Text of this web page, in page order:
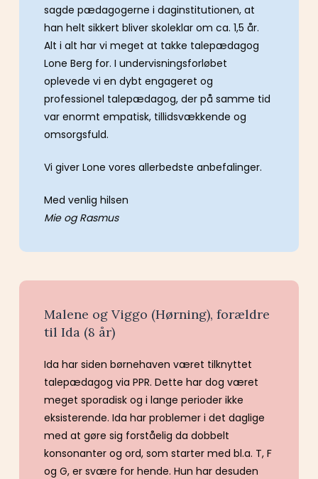
sagde pædagogerne i daginstitutionen, at
han helt sikkert bliver skoleklar om ca. 1,5 år.
Alt i alt har vi meget at takke talepædagog
Lone Berg for. I undervisningsforløbet
oplevede vi en dybt engageret og
professionel talepædagog, der på samme tid
var enormt empatisk, tillidsvækkende og
omsorgsfuld.
Vi giver Lone vores allerbedste anbefalinger.
Med venlig hilsen
Mie og Rasmus
Malene og Viggo (Hørning), forældre
til Ida (8 år)
Ida har siden børnehaven været tilknyttet
talepædagog via PPR. Dette har dog været
meget sporadisk og i lange perioder ikke
eksisterende. Ida har problemer i det daglige
med at gøre sig forståelig da dobbelt
konsonanter og ord, som starter med bl.a. T, F
og G, er svære for hende. Hun har desuden